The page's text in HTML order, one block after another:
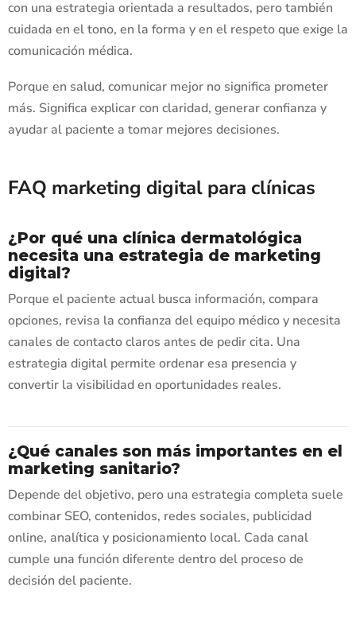
con una estrategia orientada a resultados, pero también
cuidada en el tono, en la forma y en el respeto que exige la
comunicación médica.
Porque en salud, comunicar mejor no significa prometer
más. Significa explicar con claridad, generar confianza y
ayudar al paciente a tomar mejores decisiones.
FAQ marketing digital para clínicas
¿Por qué una clínica dermatológica
necesita una estrategia de marketing
digital?
Porque el paciente actual busca información, compara
opciones, revisa la confianza del equipo médico y necesita
canales de contacto claros antes de pedir cita. Una
estrategia digital permite ordenar esa presencia y
convertir la visibilidad en oportunidades reales.
¿Qué canales son más importantes en el
marketing sanitario?
Depende del objetivo, pero una estrategia completa suele
combinar SEO, contenidos, redes sociales, publicidad
online, analítica y posicionamiento local. Cada canal
cumple una función diferente dentro del proceso de
decisión del paciente.